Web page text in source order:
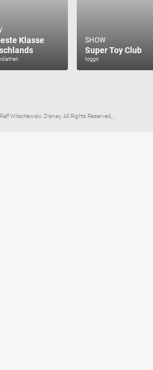
Klasse
SHOW
Super Toy Club
toggo
Wilschewski, Disney, All Rights Reserved, ,